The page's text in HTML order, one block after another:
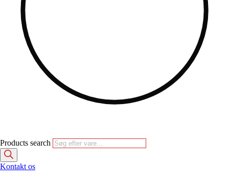
Products search
Kontakt os